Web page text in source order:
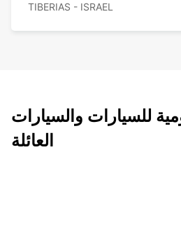
TIBERIAS - ISRAEL
للسيارات والسيارات
العائلة